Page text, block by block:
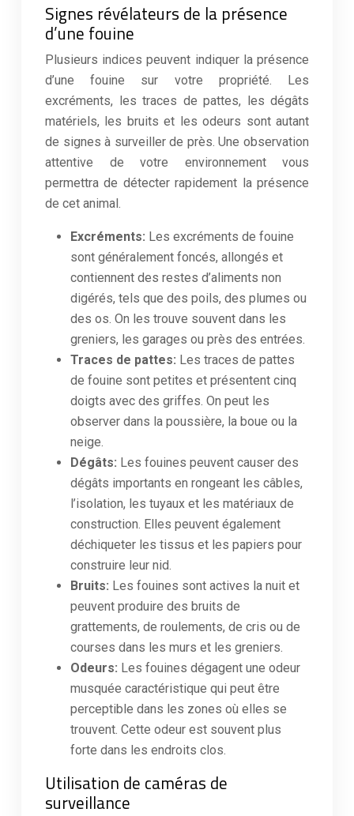
Signes révélateurs de la présence
d’une fouine
Plusieurs indices peuvent indiquer la présence
d’une fouine sur votre propriété. Les
excréments, les traces de pattes, les dégâts
matériels, les bruits et les odeurs sont autant
de signes à surveiller de près. Une observation
attentive de votre environnement vous
permettra de détecter rapidement la présence
de cet animal.
Excréments: Les excréments de fouine
sont généralement foncés, allongés et
contiennent des restes d’aliments non
digérés, tels que des poils, des plumes ou
des os. On les trouve souvent dans les
greniers, les garages ou près des entrées.
Traces de pattes: Les traces de pattes
de fouine sont petites et présentent cinq
doigts avec des griffes. On peut les
observer dans la poussière, la boue ou la
neige.
Dégâts: Les fouines peuvent causer des
dégâts importants en rongeant les câbles,
l’isolation, les tuyaux et les matériaux de
construction. Elles peuvent également
déchiqueter les tissus et les papiers pour
construire leur nid.
Bruits: Les fouines sont actives la nuit et
peuvent produire des bruits de
grattements, de roulements, de cris ou de
courses dans les murs et les greniers.
Odeurs: Les fouines dégagent une odeur
musquée caractéristique qui peut être
perceptible dans les zones où elles se
trouvent. Cette odeur est souvent plus
forte dans les endroits clos.
Utilisation de caméras de
surveillance